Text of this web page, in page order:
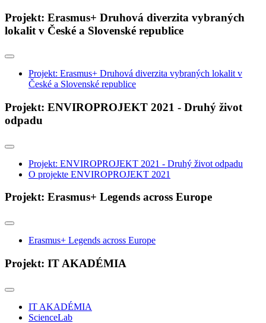
Projekt: Erasmus+ Druhová diverzita vybraných
lokalit v České a Slovenské republice
Projekt: Erasmus+ Druhová diverzita vybraných lokalit v
České a Slovenské republice
Projekt: ENVIROPROJEKT 2021 - Druhý život
odpadu
Projekt: ENVIROPROJEKT 2021 - Druhý život odpadu
O projekte ENVIROPROJEKT 2021
Projekt: Erasmus+ Legends across Europe
Erasmus+ Legends across Europe
Projekt: IT AKADÉMIA
IT AKADÉMIA
ScienceLab